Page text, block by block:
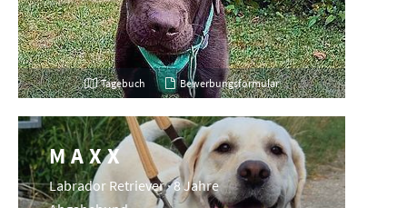
Tagebuch Bewerbungsformular
MAXX
Labrador Retriever · 8 Jahre